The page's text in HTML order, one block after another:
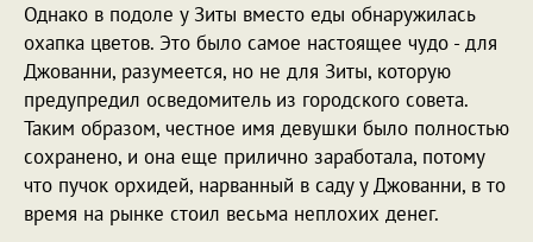
Однако в подоле у Зиты вместо еды обнаружилась
охапка цветов. Это было самое настоящее чудо - для
Джованни, разумеется, но не для Зиты, которую
предупредил осведомитель из городского совета.
Таким образом, честное имя девушки было полностью
сохранено, и она еще прилично заработала, потому
что пучок орхидей, нарванный в саду у Джованни, в то
время на рынке стоил весьма неплохих денег.